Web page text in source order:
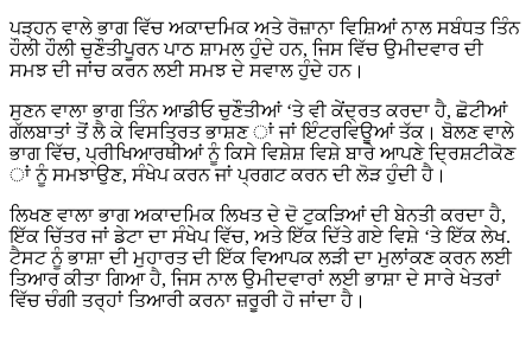
ਪੜ੍ਹਨ ਵਾਲੇ ਭਾਗ ਵਿੱਚ ਅਕਾਦਮਿਕ ਅਤੇ ਰੋਜ਼ਾਨਾ ਵਿਸ਼ਿਆਂ ਨਾਲ ਸਬੰਧਤ ਤਿੰਨ
ਹੌਲੀ ਹੌਲੀ ਚੁਣੌਤੀਪੂਰਨ ਪਾਠ ਸ਼ਾਮਲ ਹੁੰਦੇ ਹਨ, ਜਿਸ ਵਿੱਚ ਉਮੀਦਵਾਰ ਦੀ
ਸਮਝ ਦੀ ਜਾਂਚ ਕਰਨ ਲਈ ਸਮਝ ਦੇ ਸਵਾਲ ਹੁੰਦੇ ਹਨ।
ਸੁਣਨ ਵਾਲਾ ਭਾਗ ਤਿੰਨ ਆਡੀਓ ਚੁਣੌਤੀਆਂ ‘ਤੇ ਵੀ ਕੇਂਦ੍ਰਤ ਕਰਦਾ ਹੈ, ਛੋਟੀਆਂ
ਗੱਲਬਾਤਾਂ ਤੋਂ ਲੈ ਕੇ ਵਿਸਤ੍ਰਿਤ ਭਾਸ਼ਣ ਾਂ ਜਾਂ ਇੰਟਰਵਿਊਆਂ ਤੱਕ। ਬੋਲਣ ਵਾਲੇ
ਭਾਗ ਵਿੱਚ, ਪ੍ਰੀਖਿਆਰਥੀਆਂ ਨੂੰ ਕਿਸੇ ਵਿਸ਼ੇਸ਼ ਵਿਸ਼ੇ ਬਾਰੇ ਆਪਣੇ ਦ੍ਰਿਸ਼ਟੀਕੋਣ
ਾਂ ਨੂੰ ਸਮਝਾਉਣ, ਸੰਖੇਪ ਕਰਨ ਜਾਂ ਪ੍ਰਗਟ ਕਰਨ ਦੀ ਲੋੜ ਹੁੰਦੀ ਹੈ।
ਲਿਖਣ ਵਾਲਾ ਭਾਗ ਅਕਾਦਮਿਕ ਲਿਖਤ ਦੇ ਦੋ ਟੁਕੜਿਆਂ ਦੀ ਬੇਨਤੀ ਕਰਦਾ ਹੈ,
ਇੱਕ ਚਿੱਤਰ ਜਾਂ ਡੇਟਾ ਦਾ ਸੰਖੇਪ ਵਿੱਚ, ਅਤੇ ਇੱਕ ਦਿੱਤੇ ਗਏ ਵਿਸ਼ੇ ‘ਤੇ ਇੱਕ ਲੇਖ.
ਟੈਸਟ ਨੂੰ ਭਾਸ਼ਾ ਦੀ ਮੁਹਾਰਤ ਦੀ ਇੱਕ ਵਿਆਪਕ ਲੜੀ ਦਾ ਮੁਲਾਂਕਣ ਕਰਨ ਲਈ
ਤਿਆਰ ਕੀਤਾ ਗਿਆ ਹੈ, ਜਿਸ ਨਾਲ ਉਮੀਦਵਾਰਾਂ ਲਈ ਭਾਸ਼ਾ ਦੇ ਸਾਰੇ ਖੇਤਰਾਂ
ਵਿੱਚ ਚੰਗੀ ਤਰ੍ਹਾਂ ਤਿਆਰੀ ਕਰਨਾ ਜ਼ਰੂਰੀ ਹੋ ਜਾਂਦਾ ਹੈ।